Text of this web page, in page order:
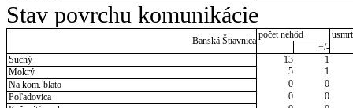
Stav povrchu komunikácie
Banská Štiavnica
počet nehôd
+/-
Suchý
13
1
Mokrý
5
1
Na kom. blato
0
0
Poľadovica
0
0